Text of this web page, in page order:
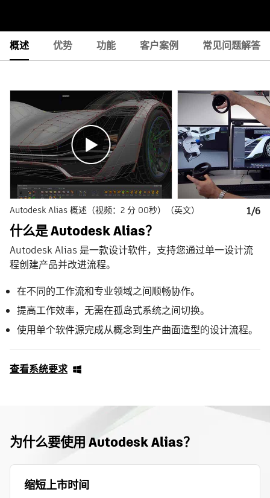
概述 优势 功能 客户案例 常见问题解答
什么是 Autodesk Alias？
Autodesk Alias 是一款设计软件，支持您通过单一设计流
程创建产品并改进流程。
在不同的工作流和专业领域之间顺畅协作。
提高工作效率，无需在孤岛式系统之间切换。
使用单个软件源完成从概念到生产曲面造型的设计流程。
查看系统要求
Autodesk Alias 概述（视频：2 分 00秒）（英文） 1/6
为什么要使用 Autodesk Alias？
缩短上市时间